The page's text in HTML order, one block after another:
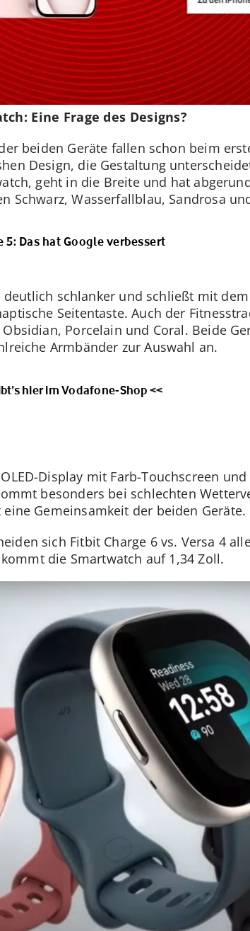
Eine Frage des Designs?
beiden Geräte fallen schon beim
Design, die Gestaltung
geht in die Breite und hat
Schwarz, Wasserfallblau, Sandrosa
5: Das hat Google verbessert
schlanker und schließt mit
Seitentaste. Auch der
Porcelain und Coral. Beide
Armbänder zur Auswahl an.
hier im Vodafone-Shop <<
Display mit Farb-Touchscreen
besonders bei schlechten
Gemeinsamkeit der beiden Geräte.
sich Fitbit Charge 6 vs. Versa 4
die Smartwatch auf 1,34 Zoll.